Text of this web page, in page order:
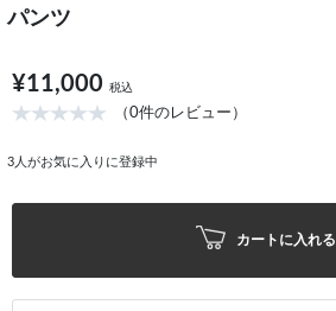
パンツ
¥11,000 税込
（0件のレビュー）
3 人がお気に入りに登録中
カートに入れる